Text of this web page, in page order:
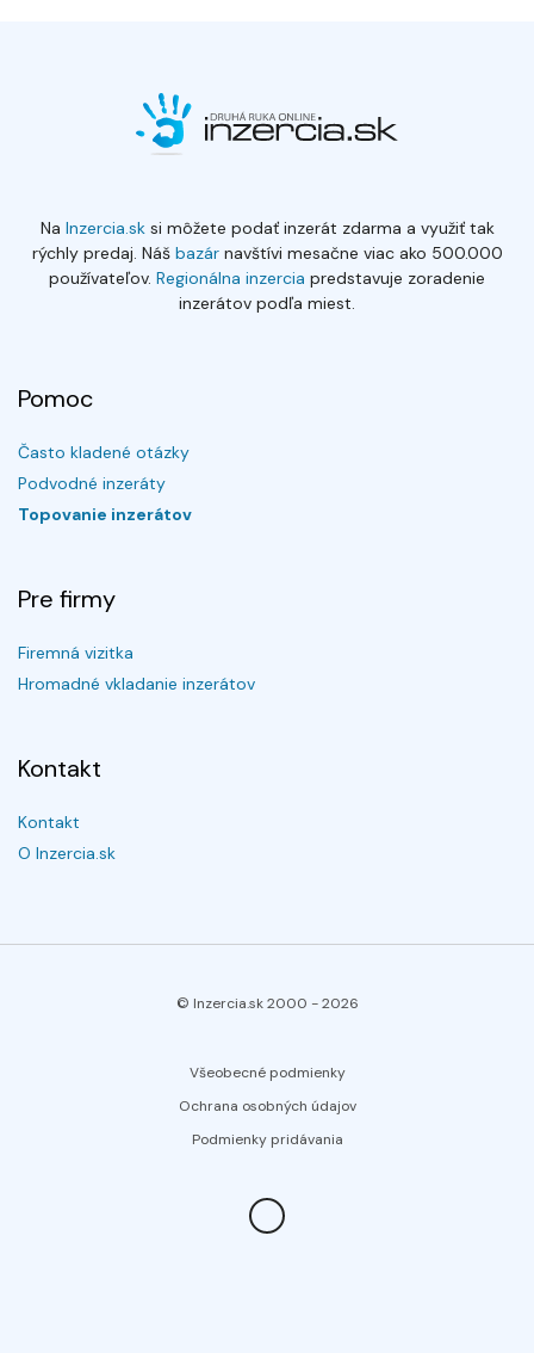
Na Inzercia.sksi môžete podať inzerát zdarma a využiť tak
rýchly predaj. Náš bazárnavštívi mesačne viac ako 500.000
používateľov. Regionálna inzercia predstavuje zoradenie
inzerátov podľa miest.
Pomoc
Často kladené otázky
Podvodné inzeráty
Topovanie inzerátov
Pre firmy
Firemná vizitka
Hromadné vkladanie inzerátov
Kontakt
Kontakt
O Inzercia.sk
© Inzercia.sk 2000 -2026
Všeobecné podmienky
Ochrana osobných údajov
Podmienky pridávania